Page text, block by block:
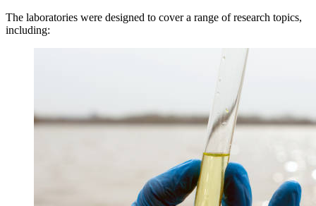
The laboratories were designed to cover a range of research topics,
including: